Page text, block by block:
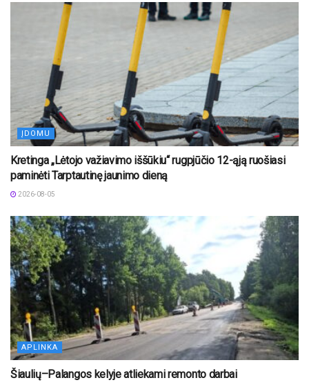
ĮDOMU
Kretinga „Lėtojo važiavimo iššūkiu“ rugpjūčio 12-ąją ruošiasi
paminėti Tarptautinę jaunimo dieną
2026-08-05
APLINKA
Šiaulių–Palangos kelyje atliekami remonto darbai